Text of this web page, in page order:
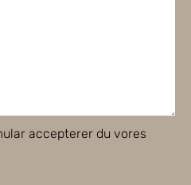
accepterer du vores